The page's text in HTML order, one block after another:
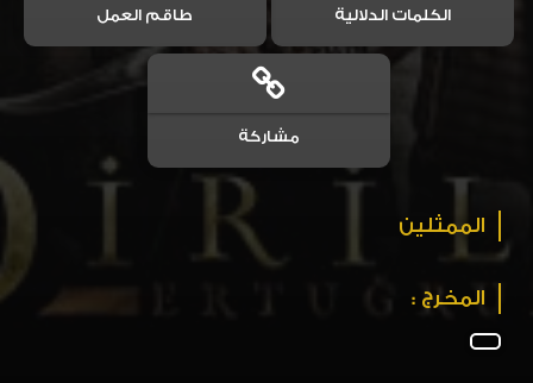
الكلمات الدلالية طاقم العمل
مشاركة
الممثلين
المخرج :